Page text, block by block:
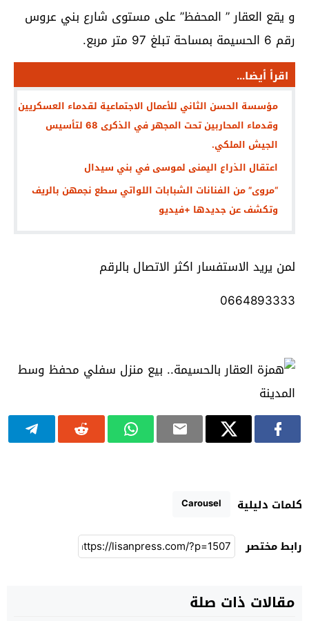
و يقع العقار ” المحفظ” على مستوى شارع بني عروس
رقم 6 الحسيمة بمساحة تبلغ 97 متر مربع.
اقرأ أيضا...
مؤسسة الحسن الثاني للأعمال الاجتماعية لقدماء العسكريين
وقدماء المحاربين تحت المجهر في الذكرى 68 لتأسيس
الجيش الملكي.
اعتقال الذراع اليمنى لموسى في بني سيدال
“مروى” من الفنانات الشبابات اللواتي سطع نجمهن بالريف
وتكشف عن جديدها +فيديو
لمن يريد الاستفسار اكثر الاتصال بالرقم
0664893333
كلمات دليلية Carousel
رابط مختصر
مقالات ذات صلة